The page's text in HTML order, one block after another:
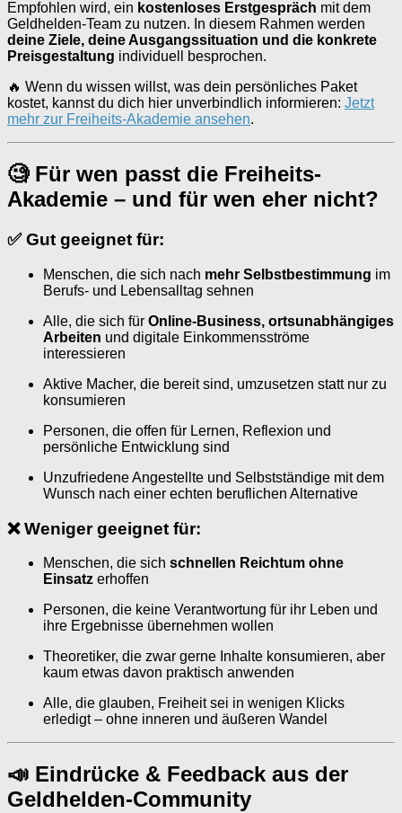
Empfohlen wird, ein kostenloses Erstgespräch mit dem
Geldhelden-Team zu nutzen. In diesem Rahmen werden
deine Ziele, deine Ausgangssituation und die konkrete
Preisgestaltung individuell besprochen.
🔥 Wenn du wissen willst, was dein persönliches Paket
kostet, kannst du dich hier unverbindlich informieren: Jetzt
mehr zur Freiheits-Akademie ansehen.
🧐 Für wen passt die Freiheits-
Akademie – und für wen eher nicht?
✅ Gut geeignet für:
Menschen, die sich nach mehr Selbstbestimmung im
Berufs- und Lebensalltag sehnen
Alle, die sich für Online-Business, ortsunabhängiges
Arbeiten und digitale Einkommensströme
interessieren
Aktive Macher, die bereit sind, umzusetzen statt nur zu
konsumieren
Personen, die offen für Lernen, Reflexion und
persönliche Entwicklung sind
Unzufriedene Angestellte und Selbstständige mit dem
Wunsch nach einer echten beruflichen Alternative
❌ Weniger geeignet für:
Menschen, die sich schnellen Reichtum ohne
Einsatz erhoffen
Personen, die keine Verantwortung für ihr Leben und
ihre Ergebnisse übernehmen wollen
Theoretiker, die zwar gerne Inhalte konsumieren, aber
kaum etwas davon praktisch anwenden
Alle, die glauben, Freiheit sei in wenigen Klicks
erledigt – ohne inneren und äußeren Wandel
📣 Eindrücke & Feedback aus der
Geldhelden-Community